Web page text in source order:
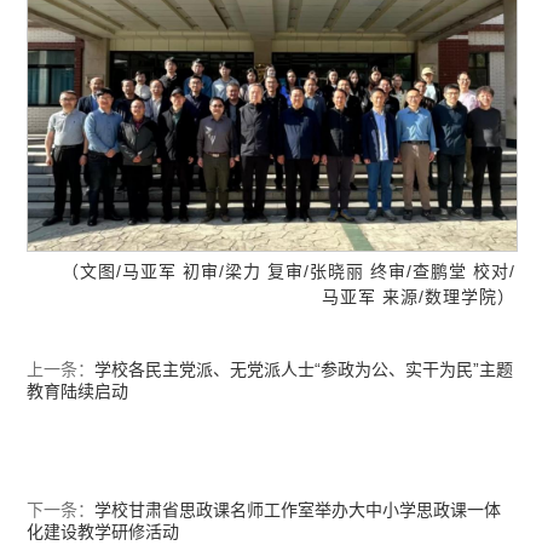
（文图/马亚军 初审/梁力 复审/张晓丽 终审/查鹏堂 校对/
马亚军 来源/数理学院）
上一条：学校各民主党派、无党派人士“参政为公、实干为民”主题
教育陆续启动
下一条：学校甘肃省思政课名师工作室举办大中小学思政课一体
化建设教学研修活动